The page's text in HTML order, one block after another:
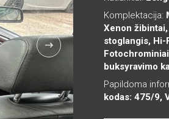
Komplektacija:
Xenon
stoglangis, Hi-
buksyravimo
Papildoma
kodas: 475/9,